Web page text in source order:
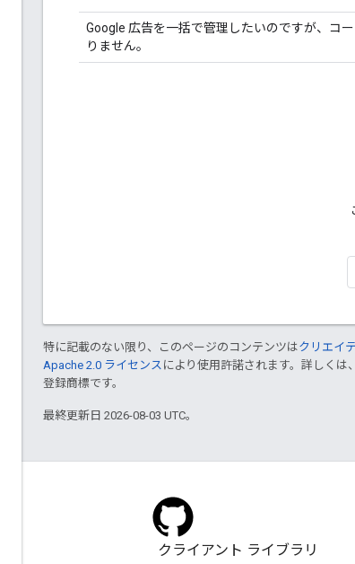
Google 広告を一括で管理したいのですが、コ
りません。
特に記載のない限り、このページのコンテンツはクリエイ
Apache 2.0 ライセンス により使用許諾されます。詳しくは、
登録商標です。
最終更新日 2026-08-03 UTC。
クライアント ライブラリ